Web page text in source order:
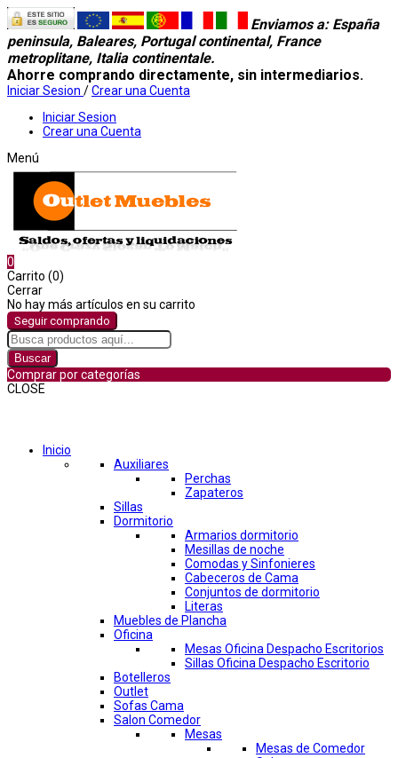
Enviamos a: España
peninsula, Baleares, Portugal continental, France
metroplitane, Italia continentale.
Ahorre comprando directamente, sin intermediarios.
Iniciar Sesion /Crear una Cuenta
Iniciar Sesion
Crear una Cuenta
Menú
0
Carrito (0)
Cerrar
No hay más artículos en su carrito
Seguir comprando
Buscar
Comprar por categorías
CLOSE
Inicio
Auxiliares
Perchas
Zapateros
Sillas
Dormitorio
Armarios dormitorio
Mesillas de noche
Comodas y Sinfonieres
Cabeceros de Cama
Conjuntos de dormitorio
Literas
Muebles de Plancha
Oficina
Mesas Oficina Despacho Escritorios
Sillas Oficina Despacho Escritorio
Botelleros
Outlet
Sofas Cama
Salon Comedor
Mesas
Mesas de Comedor